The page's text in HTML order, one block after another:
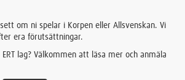
om ni spelar i Korpen eller Allsvenskan. Vi
era förutsättningar.
lag? Välkommen att läsa mer och anmäla